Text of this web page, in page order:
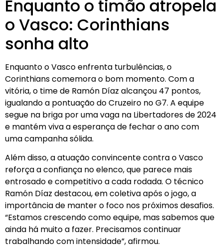
Enquanto o timão atropela
o Vasco: Corinthians
sonha alto
Enquanto o Vasco enfrenta turbulências, o
Corinthians comemora o bom momento. Com a
vitória, o time de Ramón Díaz alcançou 47 pontos,
igualando a pontuação do Cruzeiro no G7. A equipe
segue na briga por uma vaga na Libertadores de 2024
e mantém viva a esperança de fechar o ano com
uma campanha sólida.
Além disso, a atuação convincente contra o Vasco
reforça a confiança no elenco, que parece mais
entrosado e competitivo a cada rodada. O técnico
Ramón Díaz destacou, em coletiva após o jogo, a
importância de manter o foco nos próximos desafios.
“Estamos crescendo como equipe, mas sabemos que
ainda há muito a fazer. Precisamos continuar
trabalhando com intensidade”, afirmou.